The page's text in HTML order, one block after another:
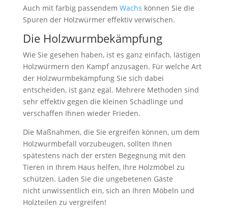
Auch mit farbig passendem Wachs können Sie die
Spuren der Holzwürmer effektiv verwischen.
Die Holzwurmbekämpfung
Wie Sie gesehen haben, ist es ganz einfach, lästigen
Holzwürmern den Kampf anzusagen. Für welche Art
der Holzwurmbekämpfung Sie sich dabei
entscheiden, ist ganz egal. Mehrere Methoden sind
sehr effektiv gegen die kleinen Schädlinge und
verschaffen Ihnen wieder Frieden.
Die Maßnahmen, die Sie ergreifen können, um dem
Holzwurmbefall vorzubeugen, sollten Ihnen
spätestens nach der ersten Begegnung mit den
Tieren in Ihrem Haus helfen, Ihre Holzmöbel zu
schützen. Laden Sie die ungebetenen Gäste
nicht unwissentlich ein, sich an Ihren Möbeln und
Holzteilen zu vergreifen!